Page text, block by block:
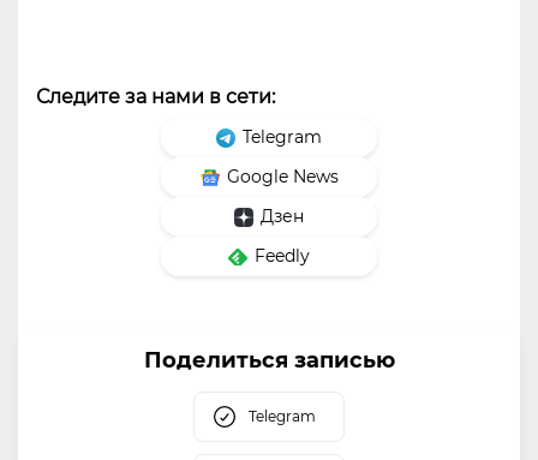
Следите за нами в сети:
Telegram
Google News
Дзен
Feedly
Поделиться записью
Telegram